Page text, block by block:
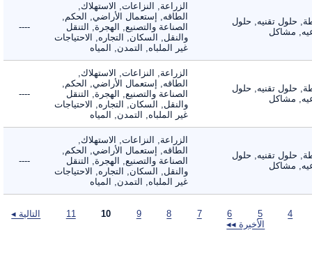
حلول تقنيه, حلول
مشاكل
الزراعة, النزاعات, الاستهلاك,
الطاقه, إستعمال الأراضي, الحكم,
الصناعة والتصنيع, الهجرة, التنقل
والنقل, السكان, التجاره, الاحتياجات
غير الملباه, التمدن, المياه
----
حلول تقنيه, حلول
مشاكل
الزراعة, النزاعات, الاستهلاك,
الطاقه, إستعمال الأراضي, الحكم,
الصناعة والتصنيع, الهجرة, التنقل
والنقل, السكان, التجاره, الاحتياجات
غير الملباه, التمدن, المياه
----
حلول تقنيه, حلول
مشاكل
الزراعة, النزاعات, الاستهلاك,
الطاقه, إستعمال الأراضي, الحكم,
الصناعة والتصنيع, الهجرة, التنقل
والنقل, السكان, التجاره, الاحتياجات
غير الملباه, التمدن, المياه
----
التالية ◂
الأخيرة ◂◂